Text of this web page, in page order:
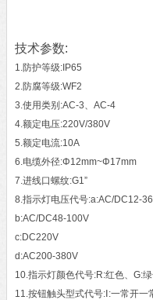
技术参数:
1.防护等级:IP65
2.防腐等级:WF2
3.使用类别:AC-3、AC-4
4.额定电压:220V/380V
5.额定电流:10A
6.电缆外径:Φ12mm~Φ17mm
7.进线口螺纹:G1”
8.指示灯电压代号:a:AC/DC12-
b:AC/DC48-100V
c:DC220V
d:AC200-380V
10.指示灯颜色代号:R:红色、G:
11.按钮触头型式代号:Ⅰ:一常开一